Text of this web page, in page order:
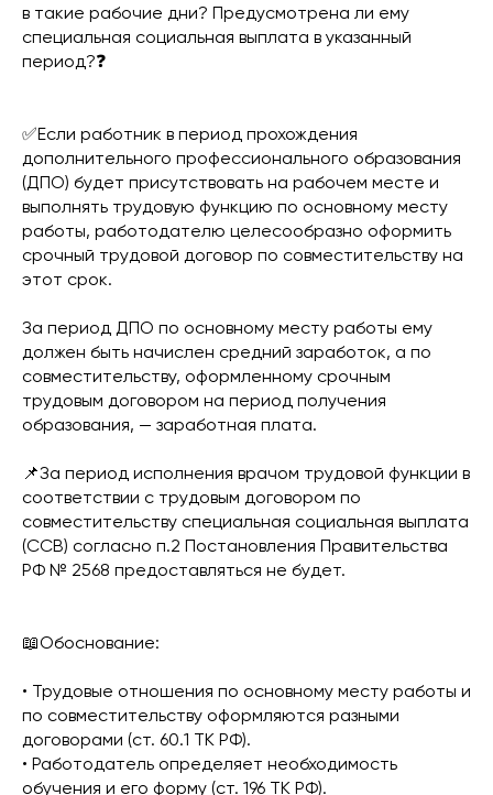
в такие рабочие дни? Предусмотрена ли ему
специальная социальная выплата в указанный
период?❓
✅Если работник в период прохождения
дополнительного профессионального образования
(ДПО) будет присутствовать на рабочем месте и
выполнять трудовую функцию по основному месту
работы, работодателю целесообразно оформить
срочный трудовой договор по совместительству на
этот срок.
За период ДПО по основному месту работы ему
должен быть начислен средний заработок, а по
совместительству, оформленному срочным
трудовым договором на период получения
образования, — заработная плата.
📌За период исполнения врачом трудовой функции в
соответствии с трудовым договором по
совместительству специальная социальная выплата
(ССВ) согласно п.2 Постановления Правительства
РФ № 2568 предоставляться не будет.
📖Обоснование:
• Трудовые отношения по основному месту работы и
по совместительству оформляются разными
договорами (ст. 60.1 ТК РФ).
• Работодатель определяет необходимость
обучения и его форму (ст. 196 ТК РФ).